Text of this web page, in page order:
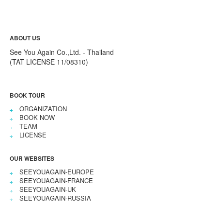
ABOUT US
See You Again Co.,Ltd. - Thailand
(TAT LICENSE 11/08310)
BOOK TOUR
ORGANIZATION
BOOK NOW
TEAM
LICENSE
OUR WEBSITES
SEEYOUAGAIN-EUROPE
SEEYOUAGAIN-FRANCE
SEEYOUAGAIN-UK
SEEYOUAGAIN-RUSSIA